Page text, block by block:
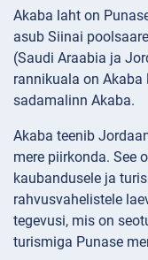
Akaba laht on
asub Siinai
(Saudi Araabia ja
rannikuala on
sadamalinn Akaba.
Akaba teenib
mere piirkonda. See
kaubandusele ja
rahvusvahelistele
tegevusi, mis on
turismiga Punase